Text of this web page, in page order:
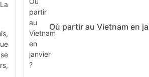
Où partir au Vietnam en